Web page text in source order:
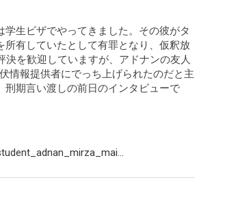
生ビザでやってきました。その彼がタ
有していたとして有罪となり、仮釈放
を歓迎していますが、アドナンの友人
情報提供者にでっち上げられたのだと主
期言い渡しの前日のインタビューで